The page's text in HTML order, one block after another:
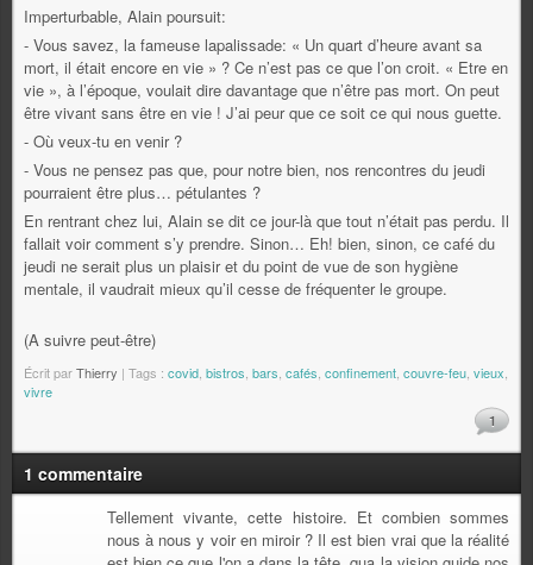
Imperturbable, Alain poursuit:
- Vous savez, la fameuse lapalissade: « Un quart d’heure avant sa
mort, il était encore en vie » ? Ce n’est pas ce que l’on croit. « Etre en
vie », à l’époque, voulait dire davantage que n’être pas mort. On peut
être vivant sans être en vie ! J’ai peur que ce soit ce qui nous guette.
- Où veux-tu en venir ?
- Vous ne pensez pas que, pour notre bien, nos rencontres du jeudi
pourraient être plus… pétulantes ?
En rentrant chez lui, Alain se dit ce jour-là que tout n’était pas perdu. Il
fallait voir comment s’y prendre. Sinon… Eh! bien, sinon, ce café du
jeudi ne serait plus un plaisir et du point de vue de son hygiène
mentale, il vaudrait mieux qu’il cesse de fréquenter le groupe.
(A suivre peut-être)
Écrit parThierry | Tags : covid bistros bars cafés confinement couvre-feu vieux
vivre
1
1 commentaire
Tellement vivante, cette histoire. Et combien sommes
nous à nous y voir en miroir ? Il est bien vrai que la réalité